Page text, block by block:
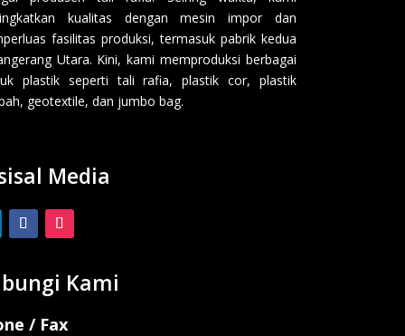
kualitas dengan mesin impor dan
fasilitas produksi, termasuk pabrik kedua
Utara. Kini, kami memproduksi berbagai
plastik seperti tali rafia, plastik cor, plastik
geotextile, dan jumbo bag.
Media
Kami
/ Fax